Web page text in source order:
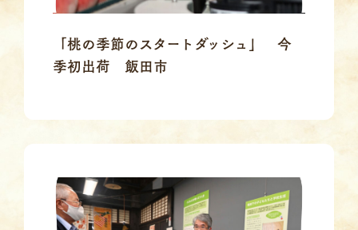
「桃の季節のスタートダッシュ」 今
季初出荷 飯田市